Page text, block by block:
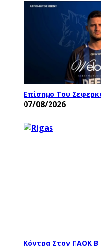
Επίσημο Του
07/08/2026
Κόντρα Στον ΠΑΟΚ Β